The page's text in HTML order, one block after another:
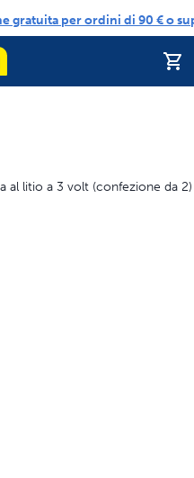
gratuita per ordini di 90 € o
al litio a 3 volt (confezione da 2)